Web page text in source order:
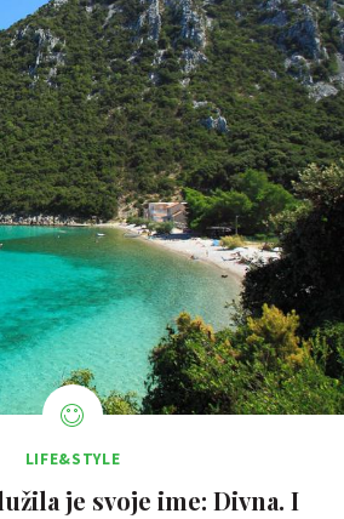
LIFE&STYLE
je svoje ime: Divna. I